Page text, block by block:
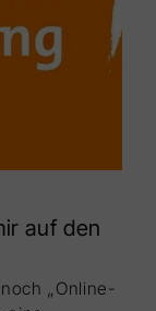
auf den
„Online­